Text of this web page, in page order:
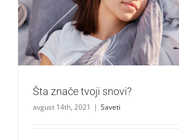
Šta znače tvoji snovi?
Saveti
Šta znače tvoji snovi?
avgust 14th, 2021 | Saveti